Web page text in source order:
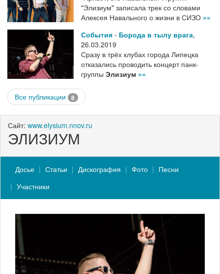
"Элизиум" записала трек со словами
Алексея Навального о жизни в СИЗО »»
События - Борода в тылу врага,
26.03.2019
Сразу в трёх клубах города Липецка
отказались проводить концерт панк-
группы Элизиум »»
Все публикации 8
Сайт: www.elysium.nnov.ru
ЭЛИЗИУМ
Досье Статьи Дискография Фото
Песни
Участники